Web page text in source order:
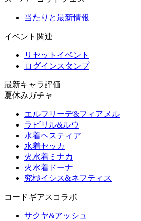
当たりと最新情報
イベント関連
リセットイベント
ログインスタンプ
最新キャラ評価
夏休みガチャ
エルフリーデ&フィアメル
ラビリル&ルウ
水着ヘスティア
水着セッカ
火水着ミナカ
火水着ドーナ
究極イシス&ネフティス
コードギアスコラボ
サクヤ&アッシュ